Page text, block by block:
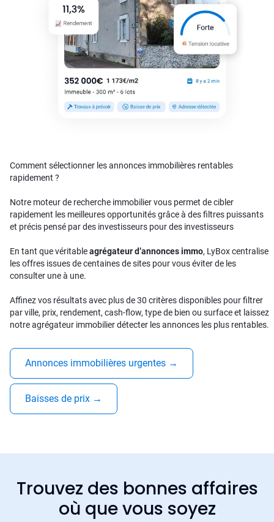
Comment sélectionner les annonces immobilières rentables
rapidement ?
Notre moteur de recherche immobilier vous permet de cibler
rapidement les meilleures opportunités grâce à des filtres puissants
et précis pensé par des investisseurs pour des investisseurs
En tant que véritableagrégateur d’annonces immo, LyBox centralise
les offres issues de centaines de sites pour vous éviter de les
consulter une à une.
Affinez vos résultats avec plus de 30 critères disponibles pour filtrer
par ville, prix, rendement, cash-flow, type de bien ou surface et laissez
notre agrégateur immobilier détecter les annonces les plus rentables.
Annonces immobilières urgentes →
Baisses de prix →
Trouvez des bonnes affaires
où que vous soyez